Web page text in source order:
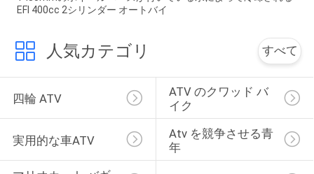
EFI 400cc 2シリンダー オートバイ
人気カテゴリ すべて
四輪 ATV
ATV のクワッド バ
イク
実用的な車ATV
Atv を競争させる青
年